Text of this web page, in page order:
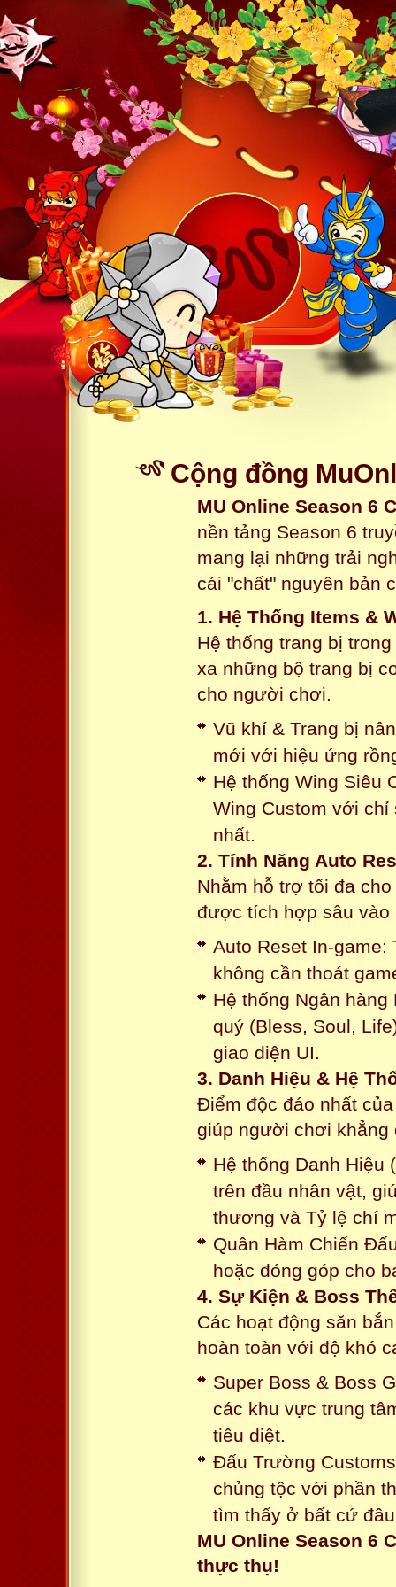
Cộng đồng
MU Online Season 6
nền tảng Season 6
mang lại những trải
cái "chất" nguyên bản
1. Hệ Thống Items &
Hệ thống trang bị
xa những bộ trang bị
cho người chơi.
Vũ khí & Trang bị
mới với hiệu ứng
Hệ thống Wing Siêu
Wing Custom với
nhất.
2. Tính Năng Auto
Nhằm hỗ trợ tối đa
được tích hợp sâu vào
Auto Reset In-game:
không cần thoát
Hệ thống Ngân
quý (Bless, Soul,
giao diện UI.
3. Danh Hiệu & Hệ
Điểm độc đáo nhất
giúp người chơi khẳng
Hệ thống Danh Hiệu
trên đầu nhân vật,
thương và Tỷ lệ chí
Quân Hàm Chiến
hoặc đóng góp cho
4. Sự Kiện & Boss
Các hoạt động săn
hoàn toàn với độ khó
Super Boss & Boss
các khu vực trung
tiêu diệt.
Đấu Trường
chủng tộc với phần
tìm thấy ở bất cứ
MU Online Season 6
thực thụ!